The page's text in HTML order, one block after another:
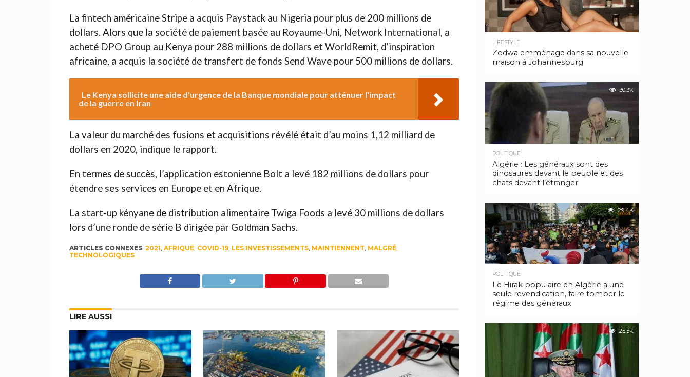
La fintech américaine Stripe a acquis Paystack au Nigeria pour plus de 200 millions de
dollars. Alors que la société de paiement basée au Royaume-Uni, Network International, a
acheté DPO Group au Kenya pour 288 millions de dollars et WorldRemit, d’inspiration
africaine, a acquis la société de transfert de fonds Send Wave pour 500 millions de dollars.
Le Kenya sollicite une aide d'urgence de la Banque mondiale pour atténuer l'impact
de la guerre en Iran
La valeur du marché des fusions et acquisitions révélé était d’au moins 1,12 milliard de
dollars en 2020, indique le rapport.
En termes de succès, l’application estonienne Bolt a levé 182 millions de dollars pour
étendre ses services en Europe et en Afrique.
La start-up kényane de distribution alimentaire Twiga Foods a levé 30 millions de dollars
lors d’une ronde de série B dirigée par Goldman Sachs.
ARTICLES CONNEXES 2021, AFRIQUE, COVID-19, LES INVESTISSEMENTS, MAINTIENNENT, MALGRÉ,
TECHNOLOGIQUES
LIRE AUSSI
LIFESTYLE
Zodwa emménage dans sa nouvelle
maison à Johannesburg
30.3K
POLITIQUE
Algérie : Les généraux sont des
dinosaures devant le peuple et des
chats devant l’étranger
29.4K
POLITIQUE
Le Hirak populaire en Algérie a une
seule revendication, faire tomber le
régime des généraux
25.5K